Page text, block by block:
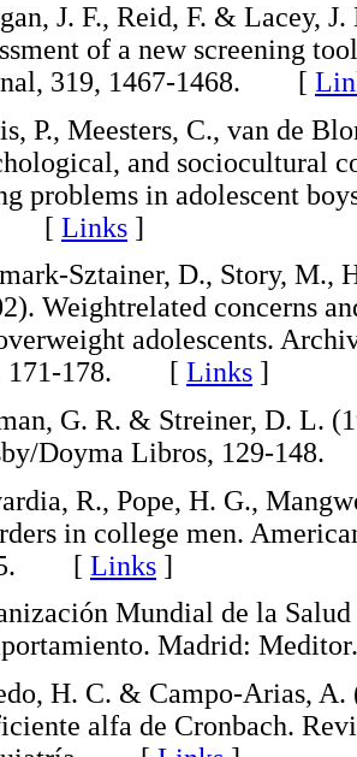
J. F., Reid, F. & Lacey,
of a new screening
319, 1467-1468. [
P., Meesters, C., van de
and sociocultural
problems in adolescent
[ Links ]
Sztainer, D., Story, M.,
Weightrelated concerns
adolescents.
171-178. [ Links ]
G. R. & Streiner, D. L.
Doyma Libros, 129-
R., Pope, H. G.,
in college men.
[ Links ]
Mundial de la
Madrid:
H. C. & Campo-Arias, A.
alfa de Cronbach.